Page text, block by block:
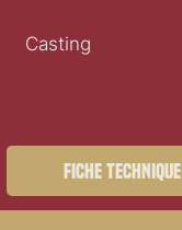
Casting
Fiche technique